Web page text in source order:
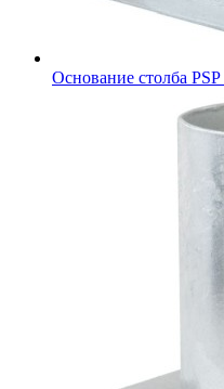
Основание столба PSP